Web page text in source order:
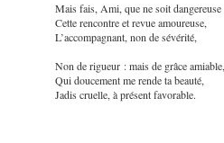
Mais fais, Ami, que ne soit dangereuse
Cette rencontre et revue amoureuse,
L’accompagnant, non de sévérité,
Non de rigueur : mais de grâce amiable,
Qui doucement me rende ta beauté,
Jadis cruelle, à présent favorable.